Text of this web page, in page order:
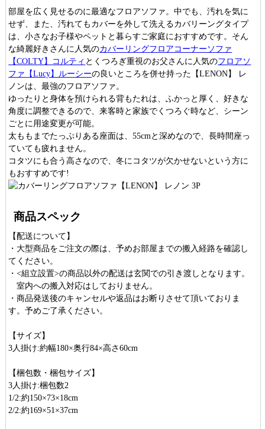
部屋を広く見せるのに最適なフロアソファ。中でも、汚れを気に
せず、また、汚れてもカバーを外して洗えるカバリーングタイプ
は、小さなお子様やペットと暮らすご家庭におすすめです。そん
な綺麗好きさんに人気のカバーリングフロアコーナーソファ
【COLTY】コルティ とくつろぎ重視のお父さんに人気のフロアソ
ファ【Lucy】ルーシーの良いところを併せ持った【LENON】 レ
ノンは、最強のフロアソファ。
ゆったりと身体を預けられる背もたれは、ふかっと厚く、好きな
角度に調整できるので、来客時と家族でくつろぐ時など、シーン
ごとに用途変更が可能。
太ももまでたっぷりある座面は、55cmと深めなので、長時間座っ
ていても疲れません。
コタツにも合う高さなので、冬にコタツが欠かせないという方に
もおすすめです!
商品スペック
【配送について】
・大型商品をご注文の際は、予めお部屋までの搬入経路を確認し
てください。
・<組立設置>の商品以外の配送は玄関での引き渡しとなります。
室内への搬入対応はしておりません。
・商品発送後のキャンセルや返品はお断りさせて頂いておりま
す。予めご了承ください。
【サイズ】
3人掛け:約幅180×奥行84×高さ60cm
【梱包数・梱包サイズ】
3人掛け:梱包数2
1/2:約150×73×18cm
2/2:約169×51×37cm